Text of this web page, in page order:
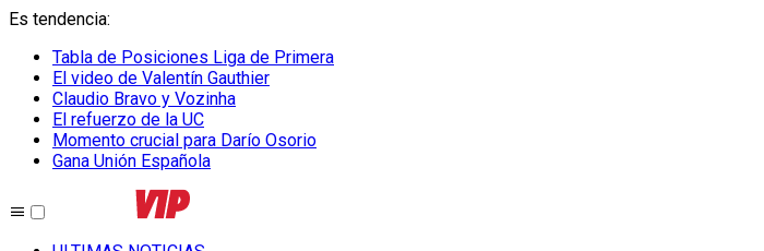
Es tendencia:
Tabla de Posiciones Liga de Primera
El video de Valentín Gauthier
Claudio Bravo y Vozinha
El refuerzo de la UC
Momento crucial para Darío Osorio
Gana Unión Española